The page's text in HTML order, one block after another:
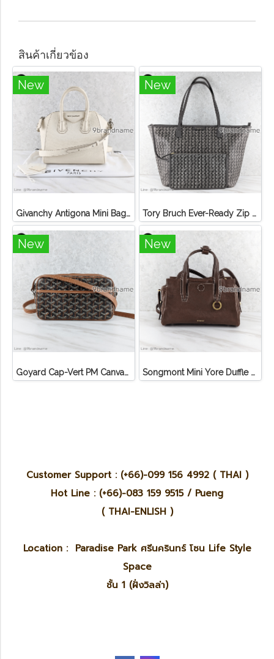
สินค้าเกี่ยวข้อง
New
Givanchy Antigona Mini Bag Off White SHW Goat Leather
New
Tory Bruch Ever-Ready Zip Tote Winter Zinc Canvas
New
Goyard Cap-Vert PM Canvas Black Tan
New
Songmont Mini Yore Duffle Bag Sandal
Customer Support : (+66)-099 156 4992 ( THAI )
Hot Line : (+66)-083 159 9515 / Pueng
( THAI-ENLISH )
Location : Paradise Park ศรีนครินทร์ โซน Life Style
Space
ชั้น 1 (ฝั่งวิลล่า)